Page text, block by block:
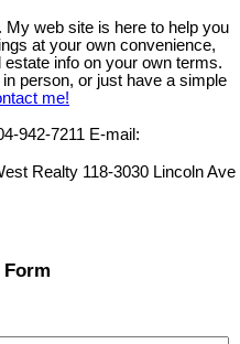
My web site is here to help you
at your own convenience,
info on your own terms.
person, or just have a simple
me!
942-7211 E-mail:
Realty 118-3030 Lincoln Ave